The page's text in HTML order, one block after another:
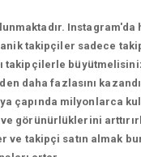
Instagram'da
takipçiler sadece
daha fazlasını
çapında milyonlarca
takipçi satın almak